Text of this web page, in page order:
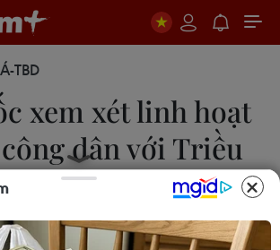
TBD
xem xét linh hoạt
dân với Triều